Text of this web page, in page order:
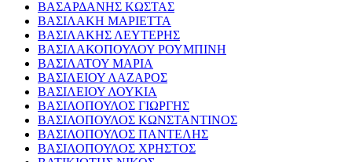
ΒΑΣΑΡΔΑΝΗΣ ΚΩΣΤΑΣ
ΒΑΣΙΛΑΚΗ ΜΑΡΙΕΤΤΑ
ΒΑΣΙΛΑΚΗΣ ΛΕΥΤΕΡΗΣ
ΒΑΣΙΛΑΚΟΠΟΥΛΟΥ ΡΟΥΜΠΙΝΗ
ΒΑΣΙΛΑΤΟΥ ΜΑΡΙΑ
ΒΑΣΙΛΕΙΟΥ ΛΑΖΑΡΟΣ
ΒΑΣΙΛΕΙΟΥ ΛΟΥΚΙΑ
ΒΑΣΙΛΟΠΟΥΛΟΣ ΓΙΩΡΓΗΣ
ΒΑΣΙΛΟΠΟΥΛΟΣ ΚΩΝΣΤΑΝΤΙΝΟΣ
ΒΑΣΙΛΟΠΟΥΛΟΣ ΠΑΝΤΕΛΗΣ
ΒΑΣΙΛΟΠΟΥΛΟΣ ΧΡΗΣΤΟΣ